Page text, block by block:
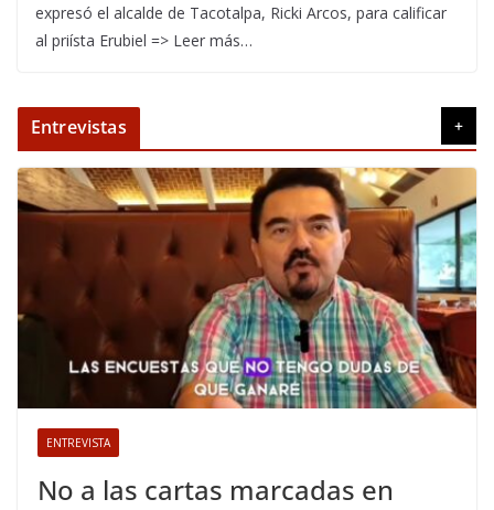
expresó el alcalde de Tacotalpa, Ricki Arcos, para calificar
al priísta Erubiel => Leer más…
Entrevistas +
ENTREVISTA
No a las cartas marcadas en